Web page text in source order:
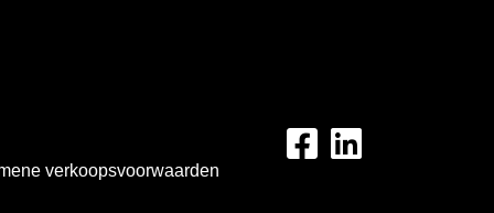
verkoopsvoorwaarden